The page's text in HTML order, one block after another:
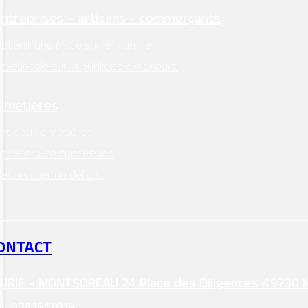
– artisans – commerçants
une place sur le marché
locale sur la publicité extérieure
deux cimetières
une concession
un défunt
– MONTSOREAU 24 Place des Diligences